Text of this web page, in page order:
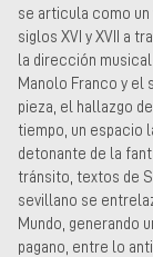
se articula como
siglos XVI y XVII a
la dirección
Manolo Franco y el
pieza, el hallazgo
tiempo, un espacio
detonante de la
tránsito, textos de
sevillano se
Mundo, generando
pagano, entre lo